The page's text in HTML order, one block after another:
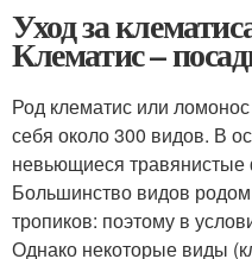
Уход за
Клематис –
Род клематис или
себя около 300 видов. В
невьющиеся травянистые
Большинство видов
тропиков: поэтому в
Однако некоторые виды